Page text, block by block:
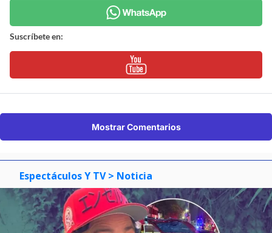
Suscríbete en:
Mostrar Comentarios
Espectáculos Y TV > Noticia